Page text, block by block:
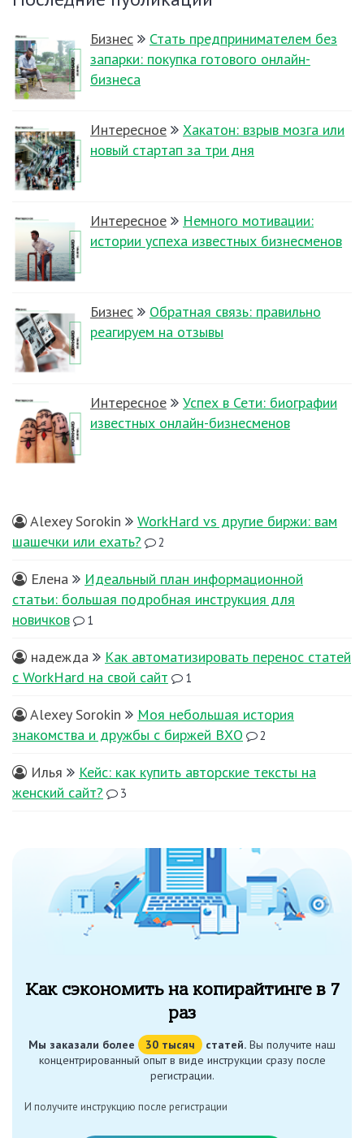
Бизнес
Стать предпринимателем без
запарки: покупка готового онлайн-
бизнеса
Интересное
Хакатон: взрыв мозга или
новый стартап за три дня
Интересное
Немного мотивации:
истории успеха известных бизнесменов
Бизнес
Обратная связь: правильно
реагируем на отзывы
Интересное
Успех в Сети: биографии
известных онлайн-бизнесменов
Alexey Sorokin
WorkHard vs другие биржи: вам
шашечки или ехать?
2
Елена
Идеальный план информационной
статьи: большая подробная инструкция для
новичков
1
надежда
Как автоматизировать перенос статей
с WorkHard на свой сайт
1
Alexey Sorokin
Моя небольшая история
знакомства и дружбы с биржей ВХО
2
Илья
Кейс: как купить авторские тексты на
женский сайт?
3
Как сэкономить на копирайтинге в 7
раз
Мы заказали более 30 тысяч статей. Вы получите наш
концентрированный опыт в виде инструкции сразу после
регистрации.
И получите инструкцию после регистрации